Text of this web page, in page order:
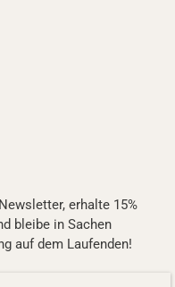
erhalte 15%
bleibe in Sachen
auf dem Laufenden!